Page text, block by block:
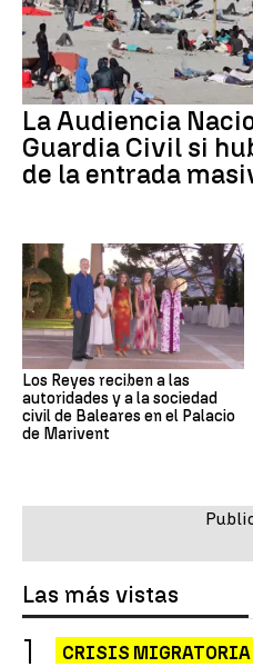
La Audiencia
Guardia Civil si
de la entrada
Los Reyes reciben a las
autoridades y a la sociedad
civil de Baleares en el Palacio
de Marivent
Las más vistas
CRISIS MIGRATORIA